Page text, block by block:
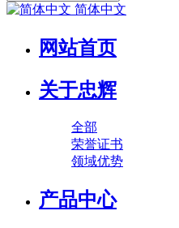
简体中文
网站首页
关于忠辉
全部
荣誉证书
领域优势
产品中心